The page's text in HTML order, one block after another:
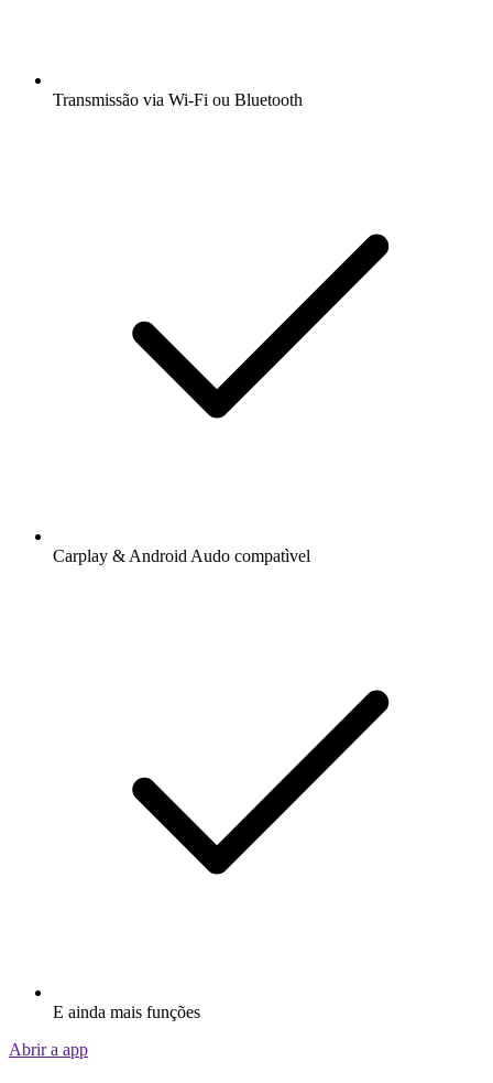
Transmissão via Wi-Fi ou Bluetooth
Carplay & Android Audo compatìvel
E ainda mais funções
Abrir a app